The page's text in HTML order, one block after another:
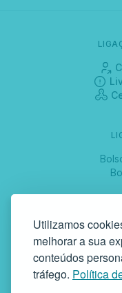
Utilizamos
melhorar a sua
conteúdos
tráfego. Política